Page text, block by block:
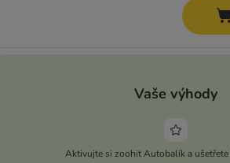
Vaše výhody
Aktivujte si zoohit Autobalík a ušetřete